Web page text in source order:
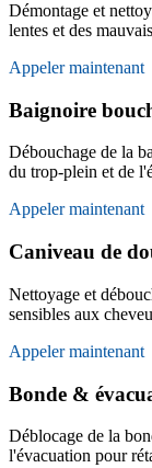
Démontage et
lentes et des
Appeler maintenant
Baignoire
Débouchage de la
du trop-plein et de
Appeler maintenant
Caniveau de
Nettoyage et
sensibles aux
Appeler maintenant
Bonde &
Déblocage de la
l'évacuation pour